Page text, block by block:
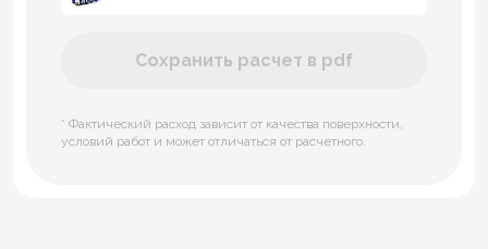
Сохранить расчет в pdf
* Фактический расход зависит от качества поверхности,
условий работ и может отличаться от расчетного.